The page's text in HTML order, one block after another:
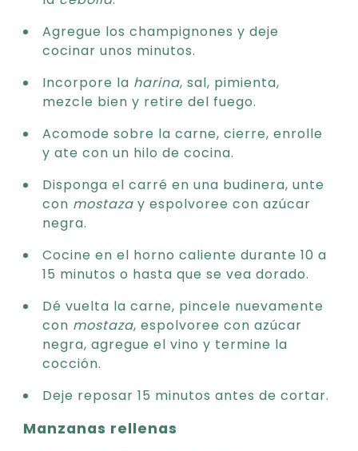
Agregue los champignones y deje
cocinar unos minutos.
Incorpore la harina, sal, pimienta,
mezcle bien y retire del fuego.
Acomode sobre la carne, cierre, enrolle
y ate con un hilo de cocina.
Disponga el carré en una budinera, unte
con mostaza y espolvoree con azúcar
negra.
Cocine en el horno caliente durante 10 a
15 minutos o hasta que se vea dorado.
Dé vuelta la carne, pincele nuevamente
con mostaza, espolvoree con azúcar
negra, agregue el vino y termine la
cocción.
Deje reposar 15 minutos antes de cortar.
Manzanas rellenas